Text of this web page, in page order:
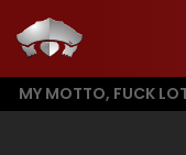
MY MOTTO, FUCK